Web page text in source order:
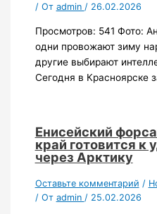
/ От admin / 26.02.2026
Просмотров: 541 Фото:
одни провожают зиму
другие выбирают
Сегодня в Красноярске
Енисейский
край готовится к
через Арктику
Оставьте комментарий /
/ От admin / 25.02.2026